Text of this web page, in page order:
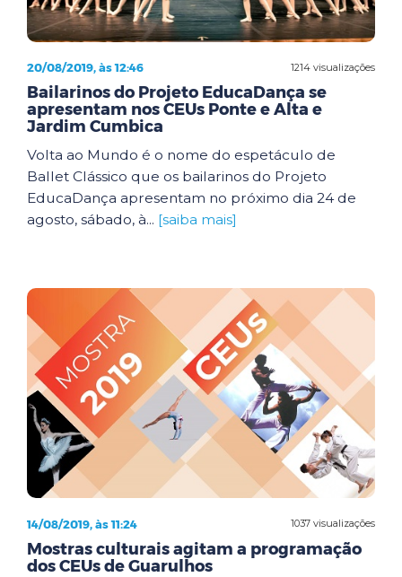
1214 visualizações
20/08/2019, às 12:46
Bailarinos do Projeto EducaDança se
apresentam nos CEUs Ponte e Alta e
Jardim Cumbica
Volta ao Mundo é o nome do espetáculo de
Ballet Clássico que os bailarinos do Projeto
EducaDança apresentam no próximo dia 24 de
agosto, sábado, à... [saiba mais]
1037 visualizações
14/08/2019, às 11:24
Mostras culturais agitam a programação
dos CEUs de Guarulhos